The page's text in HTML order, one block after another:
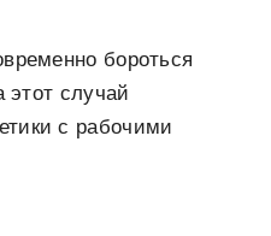
бороться
этот случай
с рабочими